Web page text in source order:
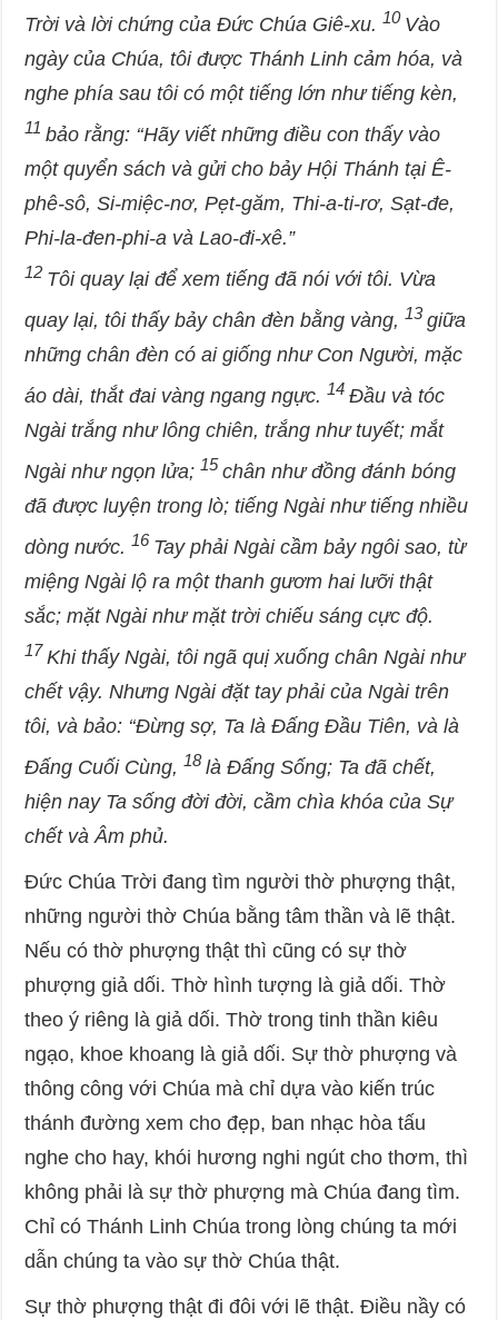
Trời và lời chứng của Đức Chúa Giê-xu.10 Vào
ngày của Chúa, tôi được Thánh Linh cảm hóa, và
nghe phía sau tôi có một tiếng lớn như tiếng kèn,
11 bảo rằng: ‘‘Hãy viết những điều con thấy vào
một quyển sách và gửi cho bảy Hội Thánh tại Ê-
phê-sô, Si-miệc-nơ, Pẹt-găm, Thi-a-ti-rơ, Sạt-đe,
Phi-la-đen-phi-a và Lao-đi-xê.”
12 Tôi quay lại để xem tiếng đã nói với tôi. Vừa
quay lại, tôi thấy bảy chân đèn bằng vàng,13giữa
những chân đèn có ai giống như Con Người, mặc
áo dài, thắt đai vàng ngang ngực.14 Đầu và tóc
Ngài trắng như lông chiên, trắng như tuyết; mắt
Ngài như ngọn lửa;15chân như đồng đánh bóng
đã được luyện trong lò; tiếng Ngài như tiếng nhiều
dòng nước.16 Tay phải Ngài cầm bảy ngôi sao, từ
miệng Ngài lộ ra một thanh gươm hai lưỡi thật
sắc; mặt Ngài như mặt trời chiếu sáng cực độ.
17Khi thấy Ngài, tôi ngã quị xuống chân Ngài như
chết vậy. Nhưng Ngài đặt tay phải của Ngài trên
tôi, và bảo: ‘‘Đừng sợ, Ta là Đấng Đầu Tiên, và là
Đấng Cuối Cùng,18là Đấng Sống; Ta đã chết,
hiện nay Ta sống đời đời, cầm chìa khóa của Sự
chết và Âm phủ.
Đức Chúa Trời đang tìm người thờ phượng thật,
những người thờ Chúa bằng tâm thần và lẽ thật.
Nếu có thờ phượng thật thì cũng có sự thờ
phượng giả dối. Thờ hình tượng là giả dối. Thờ
theo ý riêng là giả dối. Thờ trong tinh thần kiêu
ngạo, khoe khoang là giả dối. Sự thờ phượng và
thông công với Chúa mà chỉ dựa vào kiến trúc
thánh đường xem cho đẹp, ban nhạc hòa tấu
nghe cho hay, khói hương nghi ngút cho thơm, thì
không phải là sự thờ phượng mà Chúa đang tìm.
Chỉ có Thánh Linh Chúa trong lòng chúng ta mới
dẫn chúng ta vào sự thờ Chúa thật.
Sự thờ phượng thật đi đôi với lẽ thật. Điều nầy có